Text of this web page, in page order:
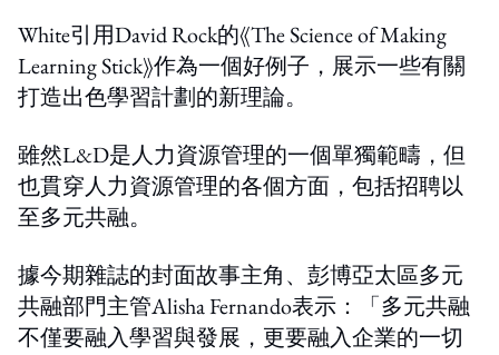
White引用David Rock的《The Science of Making
Learning Stick》作為一個好例子，展示一些有關
打造出色學習計劃的新理論。
雖然L&D是人力資源管理的一個單獨範疇，但
也貫穿人力資源管理的各個方面，包括招聘以
至多元共融。
據今期雜誌的封面故事主角、彭博亞太區多元
共融部門主管Alisha Fernando表示：「多元共融
不僅要融入學習與發展，更要融入企業的一切